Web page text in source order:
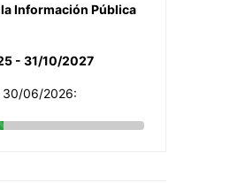
Información Pública
- 31/10/2027
30/06/2026: